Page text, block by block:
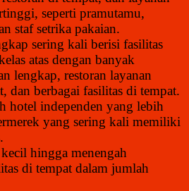
seperti pramutamu,
staf setrika pakaian.
sering kali berisi fasilitas
atas dengan banyak
lengkap, restoran layanan
dan berbagai fasilitas di tempat.
hotel independen yang lebih
yang sering kali memiliki
hingga menengah
di tempat dalam jumlah